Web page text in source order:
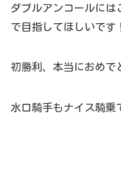
ダブルアンコールには
で目指してほしいです
初勝利、本当におめで
水口騎手もナイス騎乗